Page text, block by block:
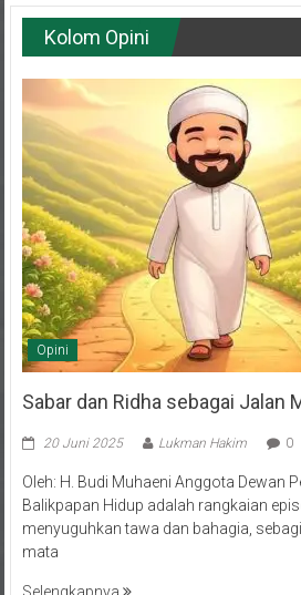
Kolom Opini
Opini
Sabar dan Ridha sebagai Jalan
Balikpapan Hidup adalah rangkaian
menyuguhkan tawa dan bahagia,
mata